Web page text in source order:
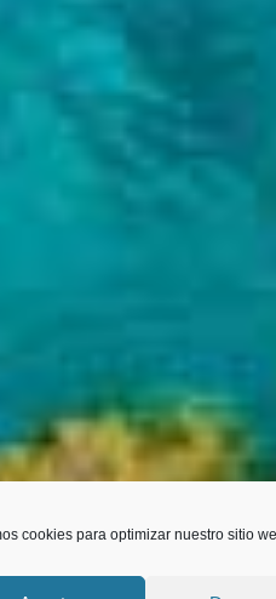
cookies para optimizar nuestro sitio